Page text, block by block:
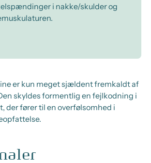
i nakke/skulder og
er kun meget sjældent fremkaldt af
skyldes formentlig en fejlkodning i
der fører til en overfølsomhed i